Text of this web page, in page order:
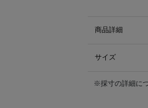
商品詳細
サイズ
※採寸の詳細に